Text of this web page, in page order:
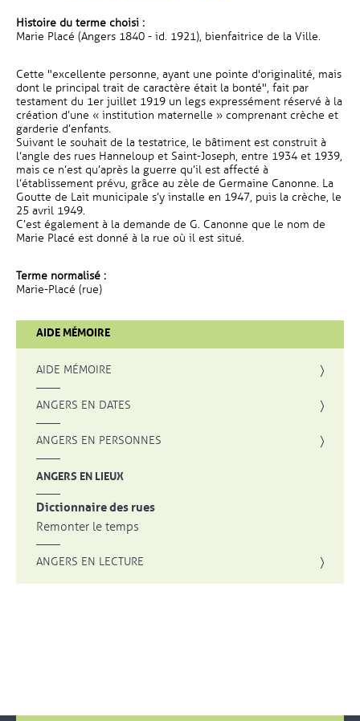
Histoire du terme choisi :
Marie Placé (Angers 1840 - id. 1921), bienfaitrice de la Ville.
Cette "excellente personne, ayant une pointe d'originalité, mais
dont le principal trait de caractère était la bonté", fait par
testament du 1er juillet 1919 un legs expressément réservé à la
création d’une « institution maternelle » comprenant crèche et
garderie d’enfants.
Suivant le souhait de la testatrice, le bâtiment est construit à
l’angle des rues Hanneloup et Saint-Joseph, entre 1934 et 1939,
mais ce n’est qu’après la guerre qu’il est affecté à
l’établissement prévu, grâce au zèle de Germaine Canonne. La
Goutte de Lait municipale s’y installe en 1947, puis la crèche, le
25 avril 1949.
C’est également à la demande de G. Canonne que le nom de
Marie Placé est donné à la rue où il est situé.
Terme normalisé :
Marie-Placé (rue)
AIDE MÉMOIRE
AIDE MÉMOIRE
ANGERS EN DATES
ANGERS EN PERSONNES
ANGERS EN LIEUX
Dictionnaire des rues
Remonter le temps
ANGERS EN LECTURE